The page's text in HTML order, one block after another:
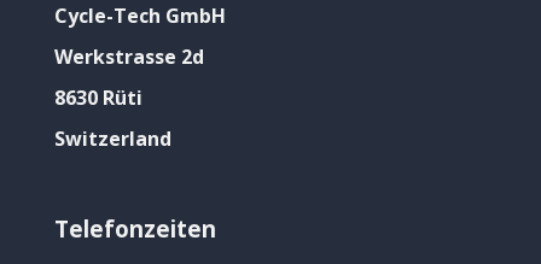
Cycle-Tech GmbH
Werkstrasse 2d
8630 Rüti
Switzerland
Telefonzeiten